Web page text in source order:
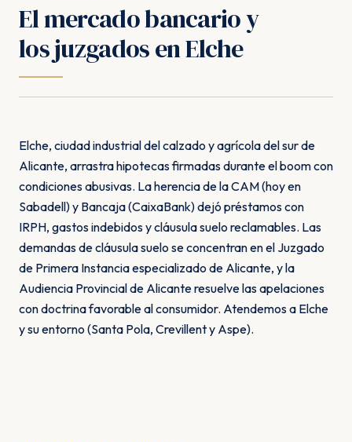
El mercado bancario y
los juzgados en Elche
Elche, ciudad industrial del calzado y agrícola del sur de
Alicante, arrastra hipotecas firmadas durante el boom con
condiciones abusivas. La herencia de la CAM (hoy en
Sabadell) y Bancaja (CaixaBank) dejó préstamos con
IRPH, gastos indebidos y cláusula suelo reclamables. Las
demandas de cláusula suelo se concentran en el Juzgado
de Primera Instancia especializado de Alicante, y la
Audiencia Provincial de Alicante resuelve las apelaciones
con doctrina favorable al consumidor. Atendemos a Elche
y su entorno (Santa Pola, Crevillent y Aspe).